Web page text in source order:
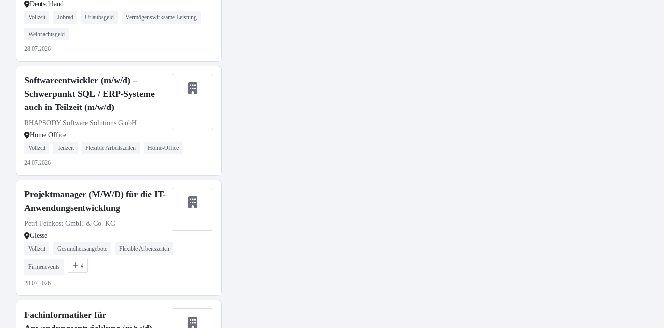
Deutschland
Vollzeit Jobrad Urlaubsgeld Vermögenswirksame Leistung
Weihnachtsgeld
28.07.2026
Softwareentwickler (m/w/d) –
Schwerpunkt SQL / ERP-Systeme
auch in Teilzeit (m/w/d)
RHAPSODY Software Solutions GmbH
Home Office
Vollzeit Teilzeit Flexible Arbeitszeiten Home-Office
24.07.2026
Projektmanager (M/W/D) für die IT-
Anwendungsentwicklung
Petri Feinkost GmbH & Co. KG
Glesse
Vollzeit Gesundheitsangebote Flexible Arbeitszeiten
Firmenevents 4
28.07.2026
Fachinformatiker für